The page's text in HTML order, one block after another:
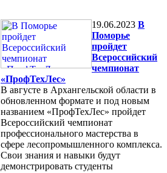
19.06.2023 В
Поморье
пройдет
Всероссийский
чемпионат
«ПрофТехЛес»
В августе в Архангельской области в
обновленном формате и под новым
названием «ПрофТехЛес» пройдет
Всероссийский чемпионат
профессионального мастерства в
сфере лесопромышленного комплекса.
Свои знания и навыки будут
демонстрировать студенты